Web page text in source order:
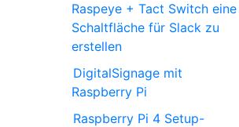
Raspeye + Tact Switch eine
Schaltfläche für Slack zu
erstellen
DigitalSignage mit
Raspberry Pi
Raspberry Pi 4 Setup-